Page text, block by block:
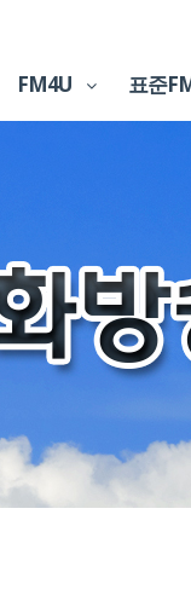
FM4U 표준